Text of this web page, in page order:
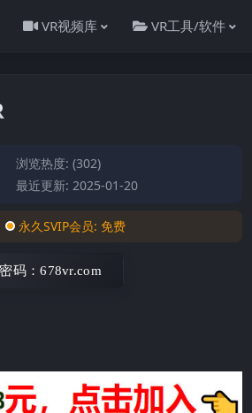
VR视频库 VR工具/软件
浏览热度: (302)
最近更新: 2025-01-20
永久SVIP会员:免费
码：678vr.com